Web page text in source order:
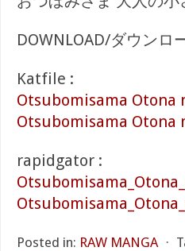
DOWNLOAD/ダウンロ
Katfile :
Otsubomisama Otona
Otsubomisama Otona
rapidgator :
Posted in: RAW MANGA ⋅